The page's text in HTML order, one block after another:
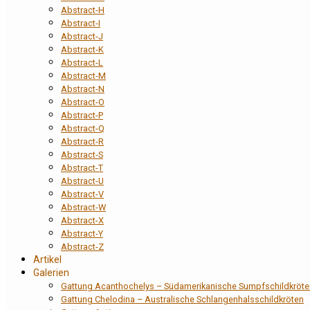
Abstract-H
Abstract-I
Abstract-J
Abstract-K
Abstract-L
Abstract-M
Abstract-N
Abstract-O
Abstract-P
Abstract-Q
Abstract-R
Abstract-S
Abstract-T
Abstract-U
Abstract-V
Abstract-W
Abstract-X
Abstract-Y
Abstract-Z
Artikel
Galerien
Gattung Acanthochelys – Südamerikanische
Gattung Chelodina – Australische Schlangenhalsschildkröten